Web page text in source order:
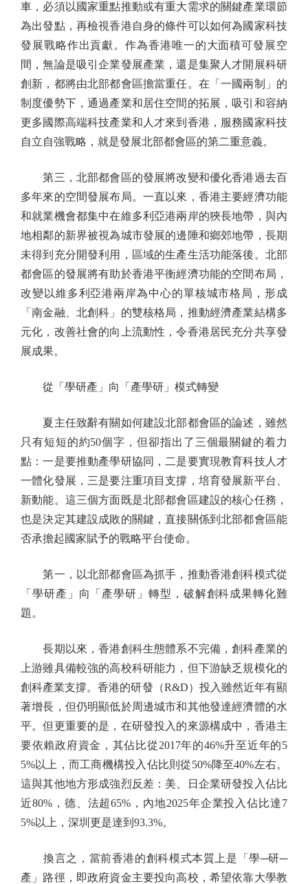
車，必須以國家重點推動或有重大需求的關鍵產業環節
為出發點，再檢視香港自身的條件可以如何為國家科技
發展戰略作出貢獻。作為香港唯一的大面積可發展空
間，無論是吸引企業發展產業，還是集聚人才開展科研
創新，都將由北部都會區擔當重任。在「一國兩制」的
制度優勢下，通過產業和居住空間的拓展，吸引和容納
更多國際高端科技產業和人才來到香港，服務國家科技
自立自強戰略，就是發展北部都會區的第二重意義。
第三，北部都會區的發展將改變和優化香港過去百
多年來的空間發展布局。一直以來，香港主要經濟功能
和就業機會都集中在維多利亞港兩岸的狹長地帶，與內
地相鄰的新界被視為城市發展的邊陲和鄉郊地帶，長期
未得到充分開發利用，區域的生產生活功能落後。北部
都會區的發展將有助於香港平衡經濟功能的空間布局，
改變以維多利亞港兩岸為中心的單核城市格局，形成
「南金融、北創科」的雙核格局，推動經濟產業結構多
元化，改善社會的向上流動性，令香港居民充分共享發
展成果。
從「學研產」向「產學研」模式轉變
夏主任致辭有關如何建設北部都會區的論述，雖然
只有短短的約50個字，但卻指出了三個最關鍵的着力
點：一是要推動產學研協同，二是要實現教育科技人才
一體化發展，三是要注重項目支撐，培育發展新平台、
新動能。這三個方面既是北部都會區建設的核心任務，
也是決定其建設成敗的關鍵，直接關係到北部都會區能
否承擔起國家賦予的戰略平台使命。
第一，以北部都會區為抓手，推動香港創科模式從
「學研產」向「產學研」轉型，破解創科成果轉化難
題。
長期以來，香港創科生態體系不完備，創科產業的
上游雖具備較強的高校科研能力，但下游缺乏規模化的
創科產業支撐。香港的研發（R&D）投入雖然近年有顯
著增長，但仍明顯低於周邊城市和其他發達經濟體的水
平。但更重要的是，在研發投入的來源構成中，香港主
要依賴政府資金，其佔比從2017年的46%升至近年的5
5%以上，而工商機構投入佔比則從50%降至40%左右。
這與其他地方形成強烈反差：美、日企業研發投入佔比
近80%，德、法超65%，內地2025年企業投入佔比達7
5%以上，深圳更是達到93.3%。
換言之，當前香港的創科模式本質上是「學─研─
產」路徑，即政府資金主要投向高校，希望依靠大學教